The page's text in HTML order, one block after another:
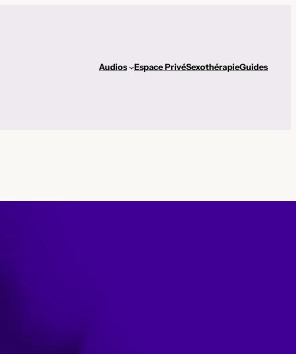
Audios Espace PrivéSexothérapieGuides